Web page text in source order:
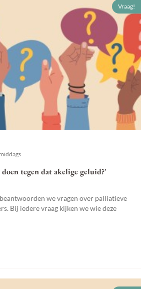
Vraag!
tegen dat akelige geluid?'
we vragen over palliatieve
Bij iedere vraag kijken we wie deze